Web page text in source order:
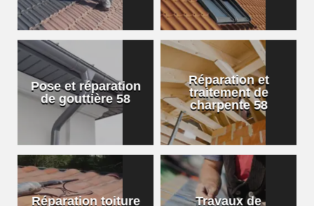
Pose et réparation
de gouttière 58
Réparation et
traitement de
charpente 58
Réparation toiture
Travaux de